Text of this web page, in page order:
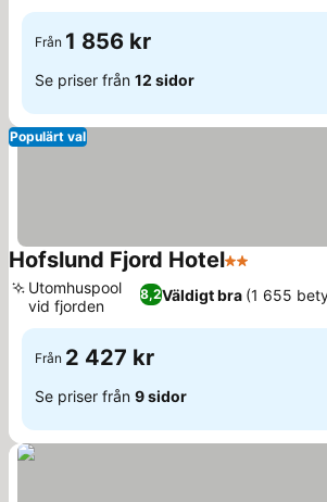
Från 1 856 kr
Se priser från 12 sidor
Populärt val
Hofslund Fjord Hotel2 Stjärnor
8,2Väldigt bra (1 655
Utomhuspool
vid fjorden
Från 2 427 kr
Se priser från 9 sidor